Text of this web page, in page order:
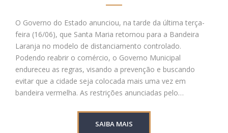
O Governo do Estado anunciou, na tarde da última terça-
feira (16/06), que Santa Maria retornou para a Bandeira
Laranja no modelo de distanciamento controlado.
Podendo reabrir o comércio, o Governo Municipal
endureceu as regras, visando a prevenção e buscando
evitar que a cidade seja colocada mais uma vez em
bandeira vermelha. As restrições anunciadas pelo…
SAIBA MAIS